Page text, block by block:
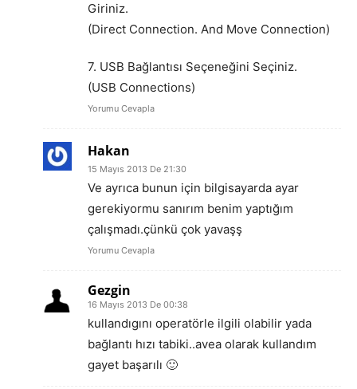
Giriniz.
(Direct Connection. And Move Connection)
7. USB Bağlantısı Seçeneğini Seçiniz.
(USB Connections)
Yorumu Cevapla
Hakan
15 Mayıs 2013 De 21:30
Ve ayrıca bunun için bilgisayarda ayar
gerekiyormu sanırım benim yaptığım
çalışmadı.çünkü çok yavaşş
Yorumu Cevapla
Gezgin
16 Mayıs 2013 De 00:38
kullandıgını operatörle ilgili olabilir yada
bağlantı hızı tabiki..avea olarak kullandım
gayet başarılı 🙂